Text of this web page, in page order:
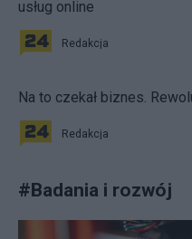
usług online
Redakcja
Na to czekał biznes.
Redakcja
#Badania i rozwój